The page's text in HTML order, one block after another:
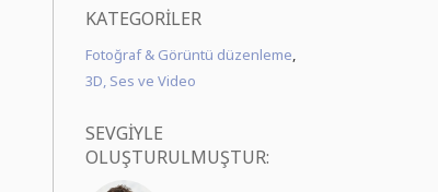
KATEGORILER
Fotoğraf & Görüntü düzenleme,
3D, Ses ve Video
SEVGIYLE
OLUŞTURULMUŞTUR: